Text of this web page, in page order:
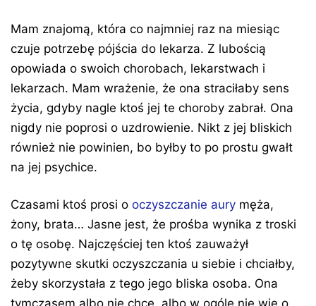
Mam znajomą, która co najmniej raz na miesiąc
czuje potrzebę pójścia do lekarza. Z lubością
opowiada o swoich chorobach, lekarstwach i
lekarzach. Mam wrażenie, że ona straciłaby sens
życia, gdyby nagle ktoś jej te choroby zabrał. Ona
nigdy nie poprosi o uzdrowienie. Nikt z jej bliskich
również nie powinien, bo byłby to po prostu gwałt
na jej psychice.
Czasami ktoś prosi o oczyszczanie aury męża,
żony, brata… Jasne jest, że prośba wynika z troski
o tę osobę. Najczęściej ten ktoś zauważył
pozytywne skutki oczyszczania u siebie i chciałby,
żeby skorzystała z tego jego bliska osoba. Ona